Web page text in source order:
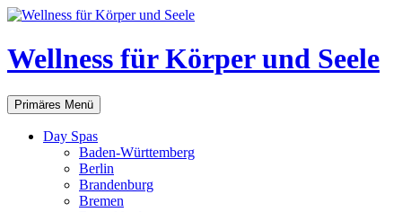
Zum
springen
Wellness für Körper und Seele
Suchen
Primäres Menü
Day Spas
Baden-Württemberg
Berlin
Brandenburg
Bremen